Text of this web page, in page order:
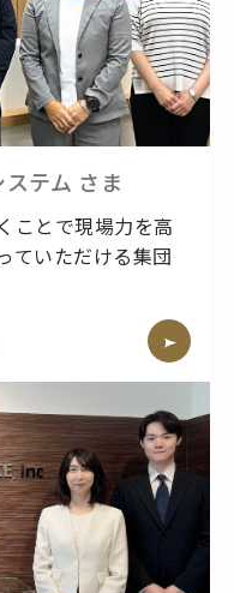
テム さま
ことで現場力を高
ていただける集団